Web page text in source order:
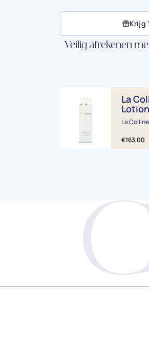
Krijg
Veilig afrekenen
La
Lotion
La Colline
€163,00